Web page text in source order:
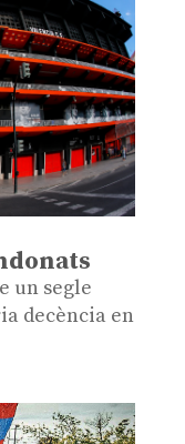
un segle
decència en